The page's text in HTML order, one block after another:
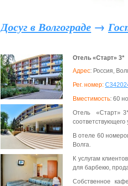
Досуг в Волгограде →
Отель «Старт» 3*
Адрес: Россия,
Рег. номер:
Вместимость: 60
Отель «Старт» 3*
В отеле 60
Волга.
К услугам
для барбекю,
Собственное